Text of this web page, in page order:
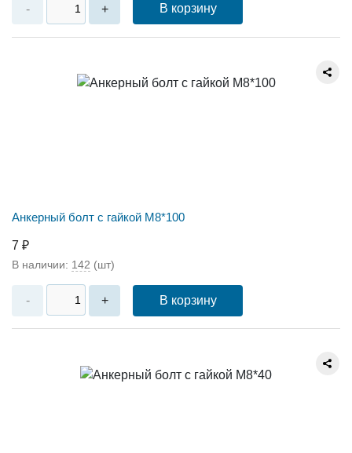
- + В корзину
Анкерный болт с гайкой М8*100
7 ₽
В наличии: 142 (шт)
- + В корзину